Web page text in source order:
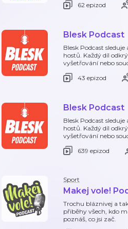
62 epizod
Blesk Podcast
Blesk Podcast
hostů. Každý díl
vyšetřování nebo
43 epizod
Blesk Podcast
Blesk Podcast
hostů. Každý díl
vyšetřování nebo
639 epizod
Sport
Makej vole!
Trochu bláznivej a
přiběhy všech, kdo
poznáš, co jsi zač.